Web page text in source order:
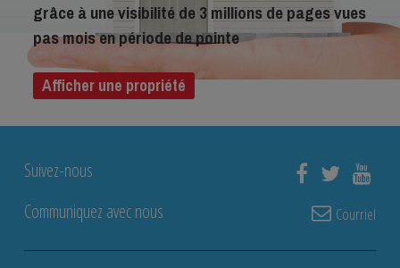
grâce à une visibilité de 3 millions de pages vues
pas mois en période de pointe
Afficher une propriété
Suivez-nous
Communiquez avec nous
Courriel